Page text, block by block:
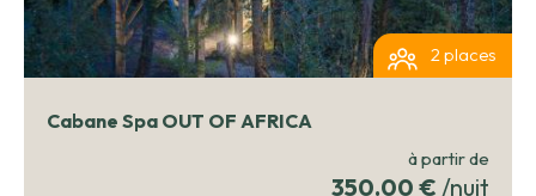
2 places
Cabane Spa OUT OF AFRICA
à partir de
350.00 € /nuit